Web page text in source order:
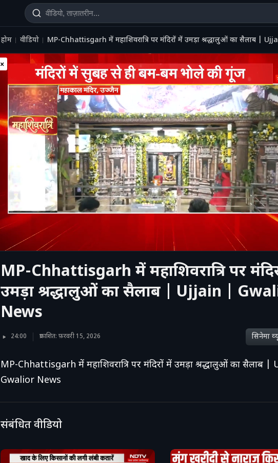
होम वीडियो MP-Chhattisgarh में महाशिवरात्रि पर मंदिरों में उमड़ा श्रद्धालुओं का सैलाब |
MP-Chhattisgarh में महाशिवरात्रि पर
उमड़ा श्रद्धालुओं का सैलाब | Ujjain |
News
24:00 प्रकाशित: फ़रवरी 15, 2026 सिनेमा
MP-Chhattisgarh में महाशिवरात्रि पर मंदिरों में उमड़ा श्रद्धालुओं का सैलाब
Gwalior News
संबंधित वीडियो